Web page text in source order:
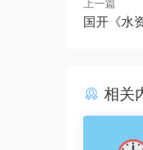
上一篇
国开《水
相关